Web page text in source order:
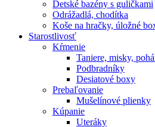
Detské bazény s guličkami
Odrážadlá, chodítka
Koše na hračky, úložné
Starostlivosť
Kŕmenie
Taniere, misky,
Podbradníky
Desiatové boxy
Prebaľovanie
Mušelínové plienky
Kúpanie
Uteráky